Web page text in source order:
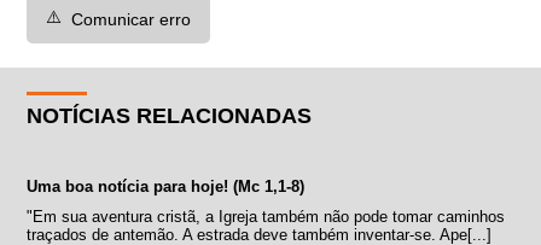
⚠️ Comunicar erro
NOTÍCIAS RELACIONADAS
Uma boa notícia para hoje! (Mc 1,1-8)
"Em sua aventura cristã, a Igreja também não pode tomar caminhos
traçados de antemão. A estrada deve também inventar-se. Ape[...]